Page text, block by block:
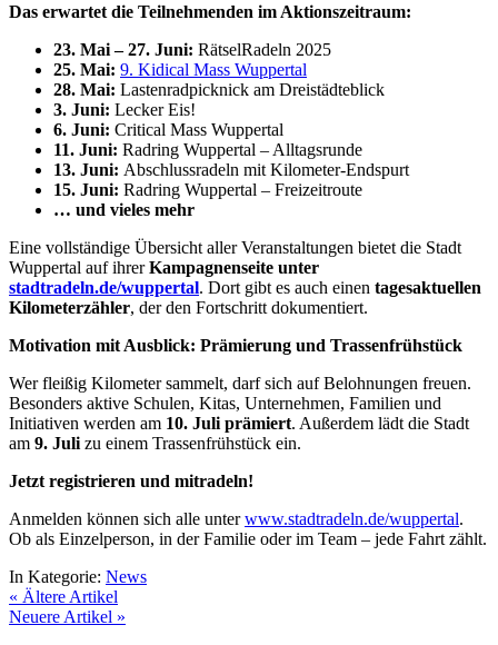
Das erwartet die Teilnehmenden im Aktionszeitraum:
23. Mai – 27. Juni: RätselRadeln 2025
25. Mai: 9. Kidical Mass Wuppertal
28. Mai: Lastenradpicknick am Dreistädteblick
3. Juni: Lecker Eis!
6. Juni: Critical Mass Wuppertal
11. Juni: Radring Wuppertal – Alltagsrunde
13. Juni: Abschlussradeln mit Kilometer-Endspurt
15. Juni: Radring Wuppertal – Freizeitroute
… und vieles mehr
Eine vollständige Übersicht aller Veranstaltungen bietet die Stadt
Wuppertal auf ihrerKampagnenseite unter
stadtradeln.de/wuppertal. Dort gibt es auch einen tagesaktuellen
Kilometerzähler, der den Fortschritt dokumentiert.
Motivation mit Ausblick: Prämierung und Trassenfrühstück
Wer fleißig Kilometer sammelt, darf sich auf Belohnungen freuen.
Besonders aktive Schulen, Kitas, Unternehmen, Familien und
Initiativen werden am 10. Juli prämiert. Außerdem lädt die Stadt
am 9. Juli zu einem Trassenfrühstück ein.
Jetzt registrieren und mitradeln!
Anmelden können sich alle unterwww.stadtradeln.de/wuppertal.
Ob als Einzelperson, in der Familie oder im Team – jede Fahrt zählt.
In Kategorie: News
« Ältere Artikel
Neuere Artikel »